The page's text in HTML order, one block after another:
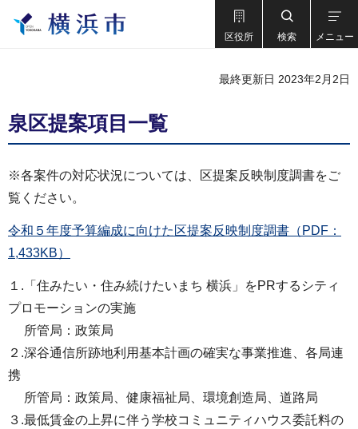
区役所 検索 メニュー
最終更新日 2023年2月2日
泉区提案項目一覧
※各案件の対応状況については、区提案反映制度調書をご
覧ください。
令和５年度予算編成に向けた区提案反映制度調書（PDF：
1,433KB）
１.「住みたい・住み続けたいまち 横浜」をPRするシティ
プロモーションの実施
所管局：政策局
２.深谷通信所跡地利用基本計画の確実な事業推進、各局連
携
所管局：政策局、健康福祉局、環境創造局、道路局
３.最低賃金の上昇に伴う学校コミュニティハウス委託料の